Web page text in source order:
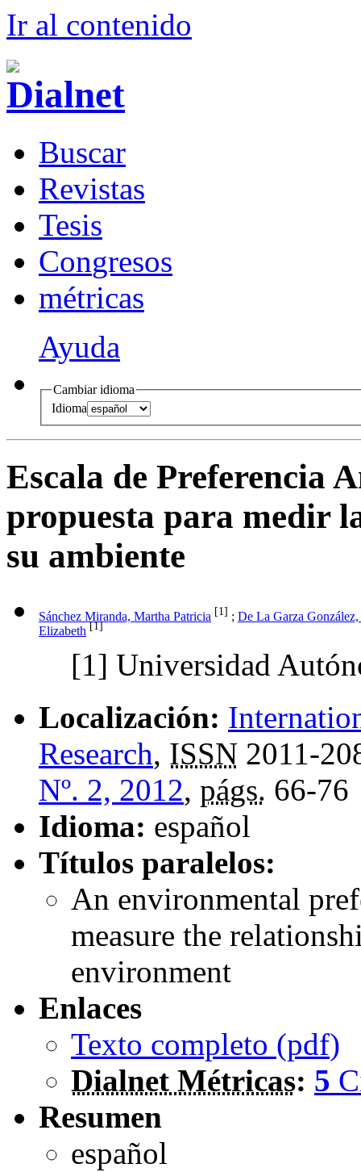
Ir al contenido
Buscar
Revistas
Tesis
Congresos
métricas
Ayuda
Cambiar idioma
Idioma
Escala de Preferencia
propuesta para medir
su ambiente
Sánchez Miranda, Martha Patricia [1] ; De La Garza
Elizabeth [1]
[1] Universidad
Localización:
Research, ISSN 2011-
Nº. 2, 2012, págs. 66-76
Idioma: español
Títulos paralelos:
An environmental
measure the
environment
Enlaces
Texto completo (pdf)
Dialnet Métricas: 5
Resumen
español